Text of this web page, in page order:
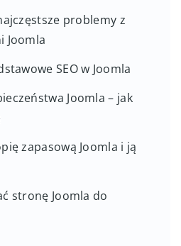
problemy z
Joomla
SEO w Joomla
Joomla – jak
zapasową Joomla i ją
stronę Joomla do